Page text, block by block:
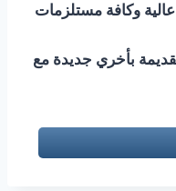
عالية وكافة مستلزمات
بأخري جديدة مع